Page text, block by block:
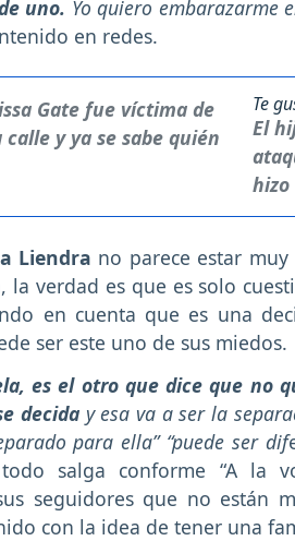
uno. Yo quiero embarazarme
en redes.
Te
El
hizo
Liendra no parece estar
la verdad es que es solo
en cuenta que es una
ser este uno de sus miedos.
es el otro que dice que no
decida y esa va a ser la
para ella” “puede ser dif
salga conforme “A la
seguidores que no están
con la idea de tener una